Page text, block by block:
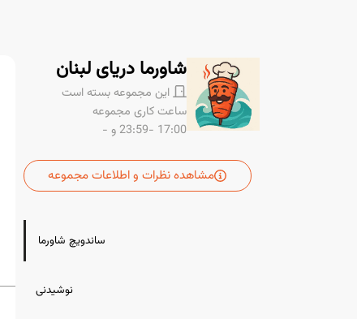
شاورما دریای لبنان
این مجموعه بسته است
ساعت کاری مجموعه
17:00 -23:59
و -
مشاهده نظرات و اطلاعات مجموعه
ساندویچ شاورما
نوشیدنی